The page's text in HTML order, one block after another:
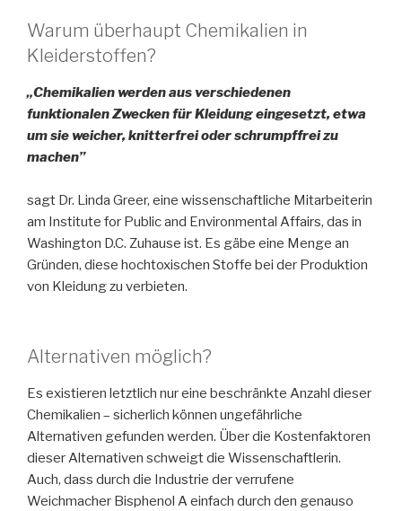
Warum überhaupt Chemikalien in
Kleiderstoffen?
„Chemikalien werden aus verschiedenen
funktionalen Zwecken für Kleidung eingesetzt, etwa
um sie weicher, knitterfrei oder schrumpffrei zu
machen”
sagt Dr. Linda Greer, eine wissenschaftliche Mitarbeiterin
am Institute for Public and Environmental Affairs, das in
Washington D.C. Zuhause ist. Es gäbe eine Menge an
Gründen, diese hochtoxischen Stoffe bei der Produktion
von Kleidung zu verbieten.
Alternativen möglich?
Es existieren letztlich nur eine beschränkte Anzahl dieser
Chemikalien – sicherlich können ungefährliche
Alternativen gefunden werden. Über die Kostenfaktoren
dieser Alternativen schweigt die Wissenschaftlerin.
Auch, dass durch die Industrie der verrufene
Weichmacher Bisphenol A einfach durch den genauso